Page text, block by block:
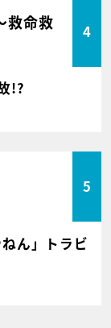
救命救
4
!?
5
ん」トラビ